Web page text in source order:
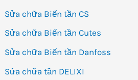
Sửa chữa Biến tần CS
Sửa chữa Biến tần Cutes
Sửa chữa Biến tần Danfoss
Sửa chữa tần DELIXI